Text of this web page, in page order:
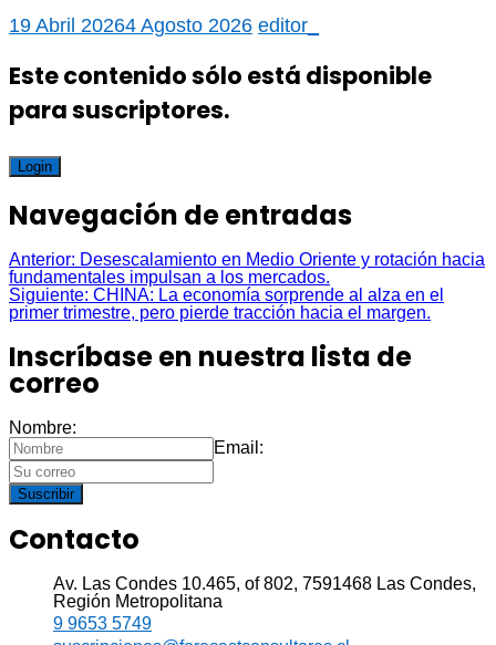
19 Abril 20264 Agosto 2026 editor_
Este contenido sólo está disponible
para suscriptores.
Login
Navegación de entradas
Anterior: Desescalamiento en Medio Oriente y rotación hacia
fundamentales impulsan a los mercados.
Siguiente: CHINA: La economía sorprende al alza en el
primer trimestre, pero pierde tracción hacia el margen.
Inscríbase en nuestra lista de
correo
Nombre:
Email:
Suscribir
Contacto
Av. Las Condes 10.465, of 802, 7591468 Las Condes,
Región Metropolitana
9 9653 5749